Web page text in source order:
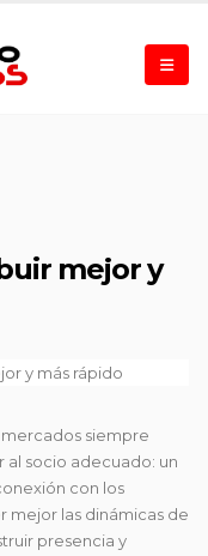
mejor y
siempre
al socio adecuado: un
con los
las dinámicas de
presencia y